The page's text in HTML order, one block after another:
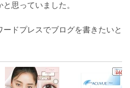
思っていました。
ドプレスでブログを書きたいと